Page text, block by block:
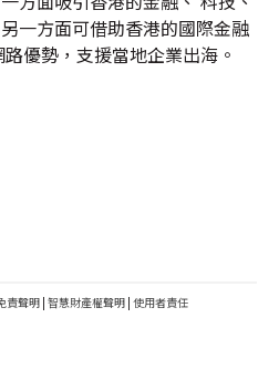
一方面可借助香港的國際金融
優勢，支援當地企業出海。
責聲明 | 智慧財產權聲明 | 使用者責任